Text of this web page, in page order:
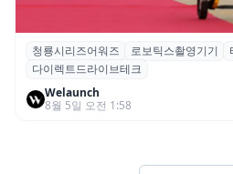
청룡시리즈어워즈 레드
형 이족 보행 로봇 ‘티타
청룡시리즈어워즈 로보틱스촬영기기
다이렉트드라이브테크
Welaunch
8월 5일 오전 1:58